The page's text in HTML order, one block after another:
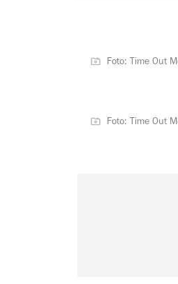
Foto: Time Out
Foto: Time Out